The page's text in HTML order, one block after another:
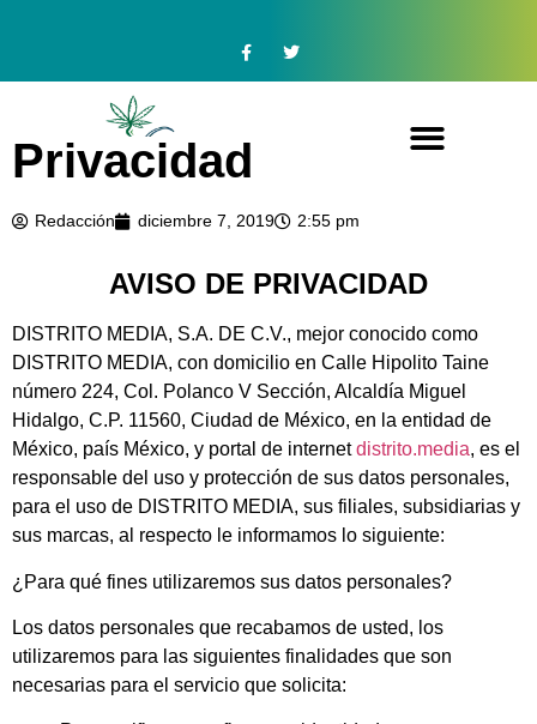
Privacidad
Redacción diciembre 7, 2019 2:55 pm
AVISO DE PRIVACIDAD
DISTRITO MEDIA, S.A. DE C.V., mejor conocido como
DISTRITO MEDIA, con domicilio en Calle Hipolito Taine
número 224, Col. Polanco V Sección, Alcaldía Miguel
Hidalgo, C.P. 11560, Ciudad de México, en la entidad de
México, país México, y portal de internetdistrito.media, es el
responsable del uso y protección de sus datos personales,
para el uso de DISTRITO MEDIA, sus filiales, subsidiarias y
sus marcas, al respecto le informamos lo siguiente:
¿Para qué fines utilizaremos sus datos personales?
Los datos personales que recabamos de usted, los
utilizaremos para las siguientes finalidades que son
necesarias para el servicio que solicita: